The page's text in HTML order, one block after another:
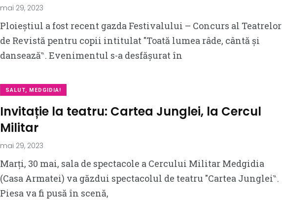
mai 29, 2023
Ploieștiul a fost recent gazda Festivalului – Concurs al Teatrelor
de Revistă pentru copii intitulat ″Toată lumea râde, cântă și
dansează‶. Evenimentul s-a desfășurat în
SALUT, MEDGIDIA!
Invitație la teatru: Cartea Junglei, la Cercul
Militar
mai 29, 2023
Marți, 30 mai, sala de spectacole a Cercului Militar Medgidia
(Casa Armatei) va găzdui spectacolul de teatru ″Cartea Junglei‶.
Piesa va fi pusă în scenă,